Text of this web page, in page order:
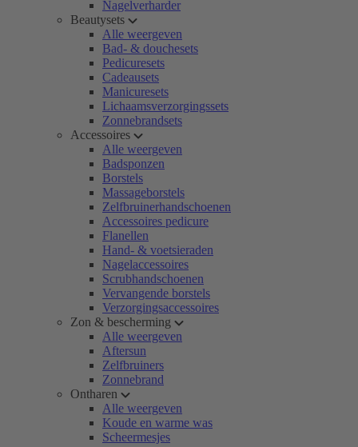
Nagelverharder
Beautysets
Alle weergeven
Bad- & douchesets
Pedicuresets
Cadeausets
Manicuresets
Lichaamsverzorgingssets
Zonnebrandsets
Accessoires
Alle weergeven
Badsponzen
Borstels
Massageborstels
Zelfbruinerhandschoenen
Accessoires pedicure
Flanellen
Hand- & voetsieraden
Nagelaccessoires
Scrubhandschoenen
Vervangende borstels
Verzorgingsaccessoires
Zon & bescherming
Alle weergeven
Aftersun
Zelfbruiners
Zonnebrand
Ontharen
Alle weergeven
Koude en warme was
Scheermesjes